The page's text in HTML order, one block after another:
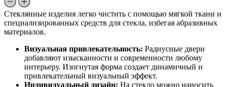
Стеклянные изделия легко чистить с помощью мягкой ткани и
специализированных средств для стекла, избегая абразивных
материалов.
Визуальная привлекательность: Радиусные двери
добавляют изысканности и современности любому
интерьеру. Изогнутая форма создает динамичный и
привлекательный визуальный эффект.
Индивидуальный дизайн: На стекло можно наносить